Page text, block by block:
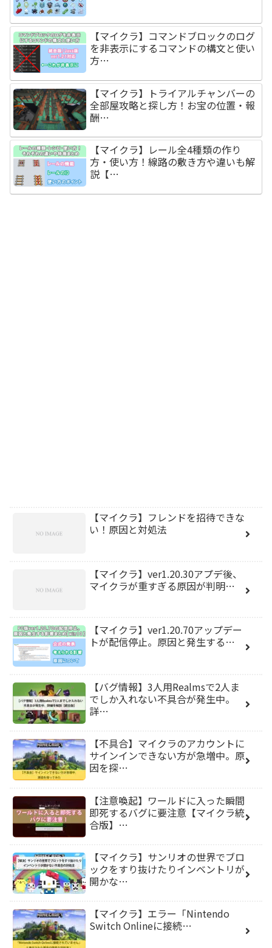
【マイクラ】コマンドブロックのログ
を非表示にするコマンドの構文と使い
方…
【マイクラ】トライアルチャンバーの
全部屋攻略と探し方！お宝の位置・報
酬…
【マイクラ】レール全4種類の作り
方・使い方！線路の敷き方や違いも解
説【…
【マイクラ】フレンドを招待できな
い！原因と対処法
【マイクラ】ver1.20.30アプデ後、
マイクラが重すぎる原因が判明…
【マイクラ】ver1.20.70アップデー
トが配信停止。原因と発生する…
【バグ情報】3人用Realmsで2人ま
でしか入れない不具合が発生中。
詳…
【不具合】マイクラのアカウントに
サインインできない方が急増中。原
因を探…
【注意喚起】ワールドに入った瞬間
即死するバグに要注意【マイクラ統
合版】…
【マイクラ】サンリオの世界でブロ
ックをすり抜けたりインベントリが
開かな…
【マイクラ】エラー「Nintendo
Switch Onlineに接続…